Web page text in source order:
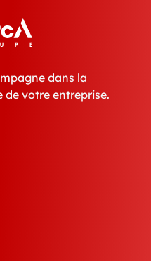
dans la
votre entreprise.